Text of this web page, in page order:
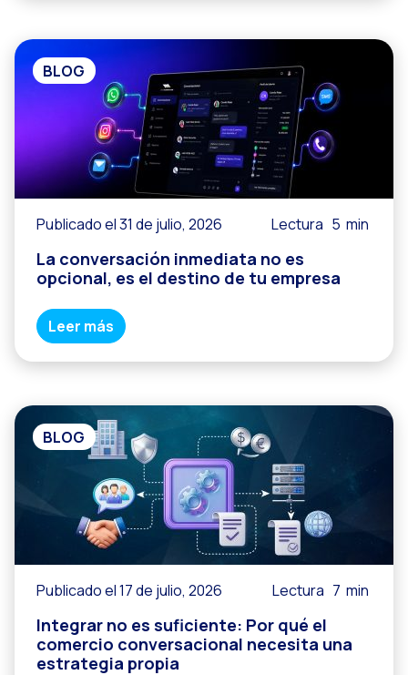
BLOG
Publicado el 31 de julio, 2026 Lectura 5 min
La conversación inmediata no es
opcional, es el destino de tu empresa
Leer más
BLOG
Publicado el 17 de julio, 2026 Lectura 7 min
Integrar no es suficiente: Por qué el
comercio conversacional necesita una
estrategia propia